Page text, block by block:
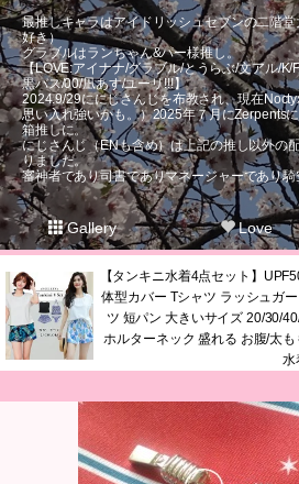
最推しキャラはアイドリッシュセブンの二階
好き）
グラブルはランちゃん&パー様推し。
【LOVE:アイナナ/グラブル/とうらぶ/文アル/K/
黒バス/00/凪あす/ユーリ!!!】
2024.9/29ににじさんじを布教され、現在
思い入れ強いかも。）2025年７月にZerpents
箱推しに。
にじさんじ（ENも含め）は上記の推し以外の
りました。
審神者であり司書でありマネージャーであり
Gallery Love
【タンキニ水着4点セット】
体型カバー Tシャツ ラッシュガ
ツ 短パン 大きいサイズ 20/30/
ホルターネック 盛れる お腹/太
水